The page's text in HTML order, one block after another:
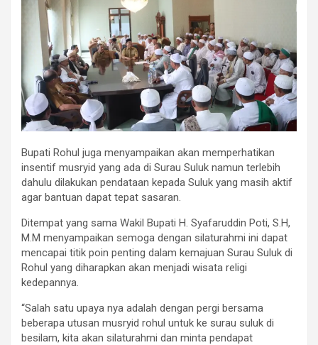
Bupati Rohul juga menyampaikan akan memperhatikan
insentif musryid yang ada di Surau Suluk namun terlebih
dahulu dilakukan pendataan kepada Suluk yang masih aktif
agar bantuan dapat tepat sasaran.
Ditempat yang sama Wakil Bupati H. Syafaruddin Poti, S.H,
M.M menyampaikan semoga dengan silaturahmi ini dapat
mencapai titik poin penting dalam kemajuan Surau Suluk di
Rohul yang diharapkan akan menjadi wisata religi
kedepannya.
“Salah satu upaya nya adalah dengan pergi bersama
beberapa utusan musryid rohul untuk ke surau suluk di
besilam, kita akan silaturahmi dan minta pendapat